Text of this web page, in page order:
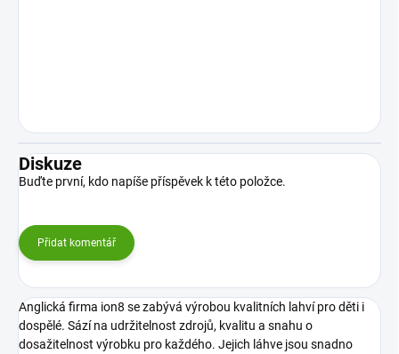
Diskuze
Buďte první, kdo napíše příspěvek k této položce.
Přidat komentář
Anglická firma ion8 se zabývá výrobou kvalitních lahví pro děti i
dospělé. Sází na udržitelnost zdrojů, kvalitu a snahu o
dosažitelnost výrobku pro každého. Jejich láhve jsou snadno